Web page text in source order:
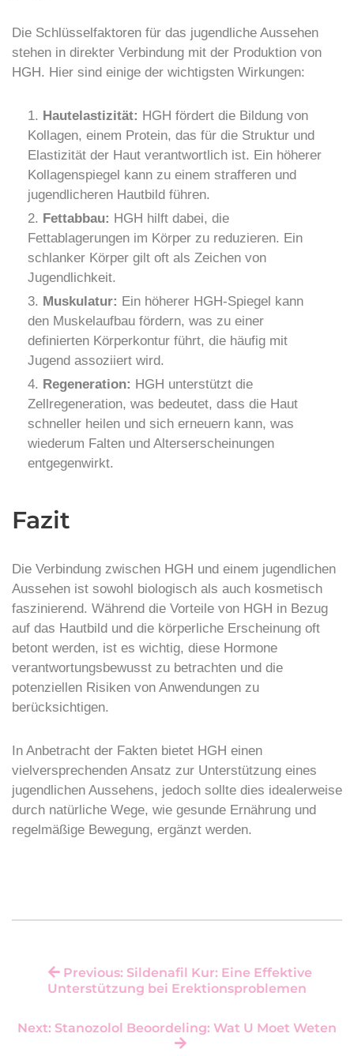
Die Schlüsselfaktoren für das jugendliche Aussehen
stehen in direkter Verbindung mit der Produktion von
HGH. Hier sind einige der wichtigsten Wirkungen:
Hautelastizität: HGH fördert die Bildung von
Kollagen, einem Protein, das für die Struktur und
Elastizität der Haut verantwortlich ist. Ein höherer
Kollagenspiegel kann zu einem strafferen und
jugendlicheren Hautbild führen.
Fettabbau: HGH hilft dabei, die
Fettablagerungen im Körper zu reduzieren. Ein
schlanker Körper gilt oft als Zeichen von
Jugendlichkeit.
Muskulatur: Ein höherer HGH-Spiegel kann
den Muskelaufbau fördern, was zu einer
definierten Körperkontur führt, die häufig mit
Jugend assoziiert wird.
Regeneration: HGH unterstützt die
Zellregeneration, was bedeutet, dass die Haut
schneller heilen und sich erneuern kann, was
wiederum Falten und Alterserscheinungen
entgegenwirkt.
Fazit
Die Verbindung zwischen HGH und einem jugendlichen
Aussehen ist sowohl biologisch als auch kosmetisch
faszinierend. Während die Vorteile von HGH in Bezug
auf das Hautbild und die körperliche Erscheinung oft
betont werden, ist es wichtig, diese Hormone
verantwortungsbewusst zu betrachten und die
potenziellen Risiken von Anwendungen zu
berücksichtigen.
In Anbetracht der Fakten bietet HGH einen
vielversprechenden Ansatz zur Unterstützung eines
jugendlichen Aussehens, jedoch sollte dies idealerweise
durch natürliche Wege, wie gesunde Ernährung und
regelmäßige Bewegung, ergänzt werden.
Previous: Sildenafil Kur: Eine Effektive
Unterstützung bei Erektionsproblemen
Next: Stanozolol Beoordeling: Wat U Moet Weten